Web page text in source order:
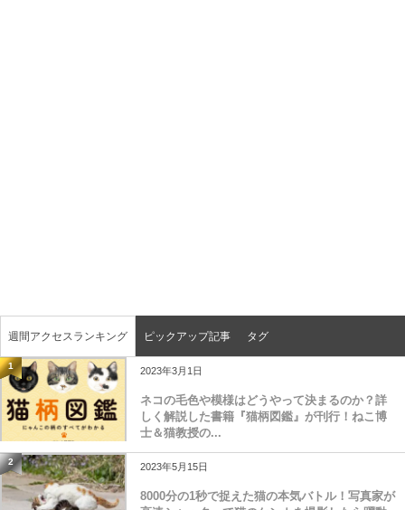
週間アクセスランキング ピックアップ記事 タグ
1 2023年3月1日
ネコの毛色や模様はどうやって決まるのか？詳
しく解説した書籍『猫柄図鑑』が刊行！ねこ博
士＆猫教授の...
2 2023年5月15日
8000分の1秒で捉えた猫の本気バトル！写真家が